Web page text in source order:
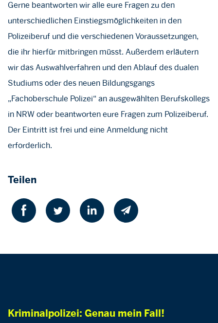
Gerne beantworten wir alle eure Fragen zu den
unterschiedlichen Einstiegsmöglichkeiten in den
Polizeiberuf und die verschiedenen Voraussetzungen,
die ihr hierfür mitbringen müsst. Außerdem erläutern
wir das Auswahlverfahren und den Ablauf des dualen
Studiums oder des neuen Bildungsgangs
„Fachoberschule Polizei“ an ausgewählten Berufskollegs
in NRW oder beantworten eure Fragen zum Polizeiberuf.
Der Eintritt ist frei und eine Anmeldung nicht
erforderlich.
Teilen
Kriminalpolizei: Genau mein Fall!